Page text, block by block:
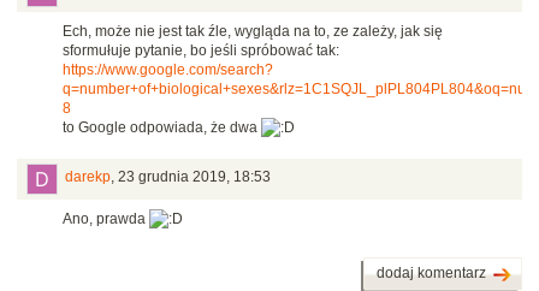
Ech, może nie jest tak źle, wygląda na to, ze zależy, jak się
sformułuje pytanie, bo jeśli spróbować tak:
https://www.google.com/search?
8
to Google odpowiada, że dwa
darekp, 23 grudnia 2019, 18:53
Ano, prawda
dodaj komentarz